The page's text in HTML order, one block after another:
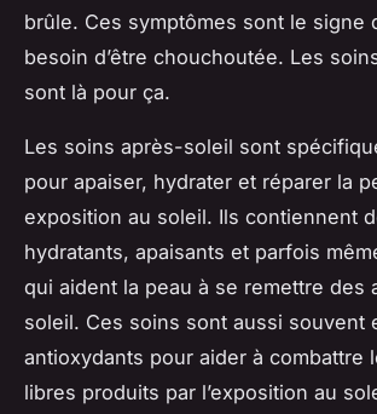
brûle. Ces symptômes sont le signe
besoin d’être chouchoutée. Les
sont là pour ça.
Les soins après-soleil sont
pour apaiser, hydrater et réparer la
exposition au soleil. Ils contiennent
hydratants, apaisants et parfois
qui aident la peau à se remettre des
soleil. Ces soins sont aussi souvent
antioxydants pour aider à combattre
libres produits par l’exposition au